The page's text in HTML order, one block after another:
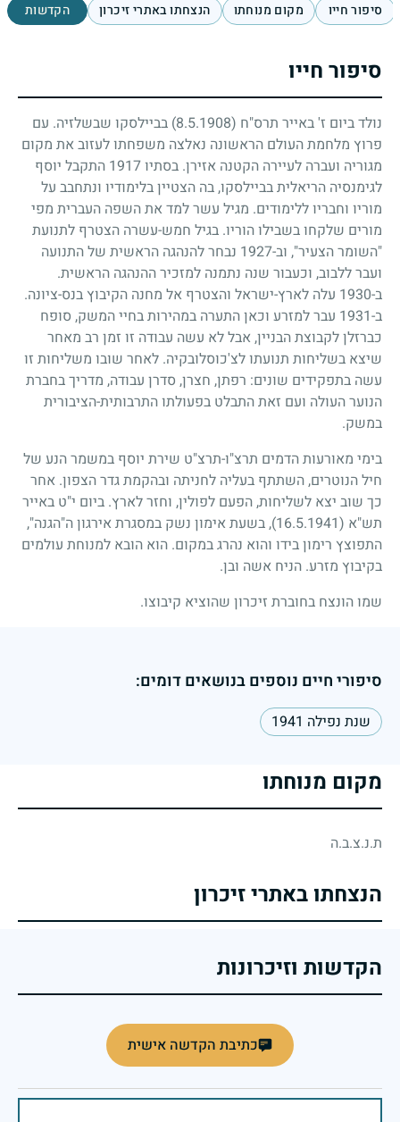
סיפור חייו מקום מנוחתו הנצחתו באתרי זיכרון הקדשות
סיפור חייו
נולד ביום ז' באייר תרס"ח (8.5.1908)
בביילסקו שבשלזיה. עם
פרוץ מלחמת העולם הראשונה נאלצה משפחתו לעזוב את מקום
מגוריה ועברה לעיירה הקטנה אזירן. בסתיו1917 התקבל יוסף
לגימנסיה הריאלית בביילסקו, בה הצטיין בלימודיו ונתחבב על
מוריו וחבריו ללימודים. מגיל עשר למד את השפה העברית מפי
מורים שלקחו בשבילו הוריו. בגיל חמש-עשרה הצטרף לתנועת
"השומר הצעיר", וב-1927 נבחר להנהגה הראשית של התנועה
ועבר ללבוב, וכעבור שנה נתמנה למזכיר ההנהגה הראשית.
ב-1930 עלה לארץ-ישראל והצטרף אל מחנה הקיבוץ בנס-ציונה.
ב-1931 עבר למזרע וכאן התערה במהירות בחיי המשק, סופח
כברזלן לקבוצת הבניין, אבל לא עשה עבודה זו זמן רב מאחר
שיצא בשליחות תנועתו לצ'כוסלובקיה. לאחר שובו משליחות זו
עשה בתפקידים שונים: רפתן, חצרן, סדרן עבודה, מדריך בחברת
הנוער העולה ועם זאת התבלט בפעולתו התרבותית-הציבורית
במשק.
בימי מאורעות הדמים תרצ"ו-תרצ"ט שירת יוסף במשמר הנע של
חיל הנוטרים, השתתף בעליה לחניתה ובהקמת גדר הצפון. אחר
כך שוב יצא לשליחות, הפעם לפולין, וחזר לארץ. ביום י"ט באייר
תש"א (16.5.1941)
, בשעת אימון נשק במסגרת אירגון ה"הגנה",
התפוצץ רימון בידו והוא נהרג במקום. הוא הובא למנוחת עולמים
בקיבוץ מזרע. הניח אשה ובן.
שמו הונצח בחוברת זיכרון שהוציא קיבוצו.
סיפורי חיים נוספים בנושאים דומים:
שנת נפילה 1941
מקום מנוחתו
ת.נ.צ.ב.ה
הנצחתו באתרי זיכרון
הקדשות וזיכרונות
כתיבת הקדשה אישית